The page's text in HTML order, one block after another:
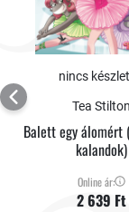
nincs
Tea Stilton
Balett egy álomért
kalandok)
Online ár:
2 639 Ft